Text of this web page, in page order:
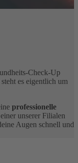
Check-Up
es eigentlich um
professionelle
unserer Filialen
Augen schnell und